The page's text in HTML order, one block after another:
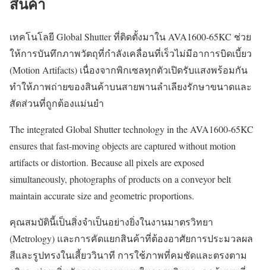
เทคโนโลยี Global Shutter ที่ติดตั้งมาใน AVA1600-65KC ช่วย
ให้การบันทึกภาพวัตถุที่กำลังเคลื่อนที่เร็วไม่มีอาการบิดเบี้ยว
(Motion Artifacts) เนื่องจากพิกเซลทุกตัวเปิดรับแสงพร้อมกัน
ทำให้ภาพถ่ายของสินค้าบนสายพานลำเลียงรักษาขนาดและ
สัดส่วนที่ถูกต้องแม่นยำ
The integrated Global Shutter technology in the AVA1600-65KC
ensures that fast-moving objects are captured without motion
artifacts or distortion. Because all pixels are exposed
simultaneously, photographs of products on a conveyor belt
maintain accurate size and geometric proportions.
คุณสมบัตินี้เป็นสิ่งจำเป็นอย่างยิ่งในงานมาตรวิทยา
(Metrology) และการคัดแยกสินค้าที่ต้องอาศัยการประมวลผล
สีและรูปทรงในเสี้ยววินาที การใช้ภาพที่คมชัดและตรงตาม